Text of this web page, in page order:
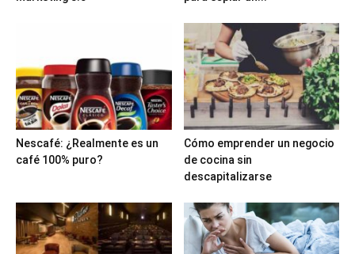
Nescafé: ¿Realmente es un
café 100% puro?
Cómo emprender un negocio
de cocina sin
descapitalizarse